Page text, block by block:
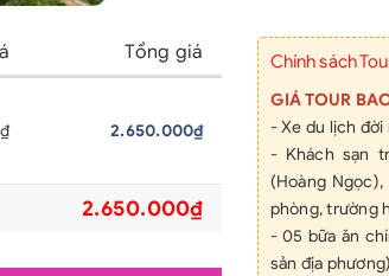
Tổng giá
2.650.000₫
2.650.000₫
Chính sách
GIÁ TOUR
- Xe du lịch
- Khách sạn
(Hoàng
phòng, trường
- 05 bữa ăn
sản địa